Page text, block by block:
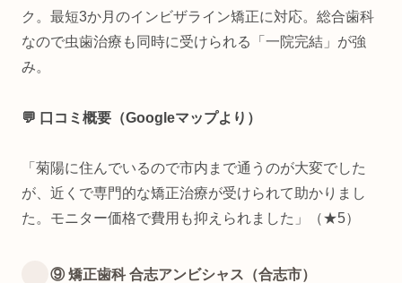
ク。最短3か月のインビザライン矯正に対応。総合歯科
なので虫歯治療も同時に受けられる「一院完結」が強
み。
💬 口コミ概要（Googleマップより）
「菊陽に住んでいるので市内まで通うのが大変でした
が、近くで専門的な矯正治療が受けられて助かりまし
た。モニター価格で費用も抑えられました」（★5）
⑨ 矯正歯科 合志アンビシャス（合志市）